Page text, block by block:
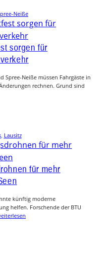
Neiße
sorgen für
Spree-Neiße müssen Fahrgäste in
rechnen. Grund sind
, Lausitz
für mehr
künftig moderne
helfen. Forschende der BTU